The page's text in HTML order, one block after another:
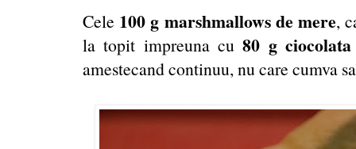
Cele 100 g marshmallows de mere,
la topit impreuna cu80 g
amestecand continuu, nu care cumva